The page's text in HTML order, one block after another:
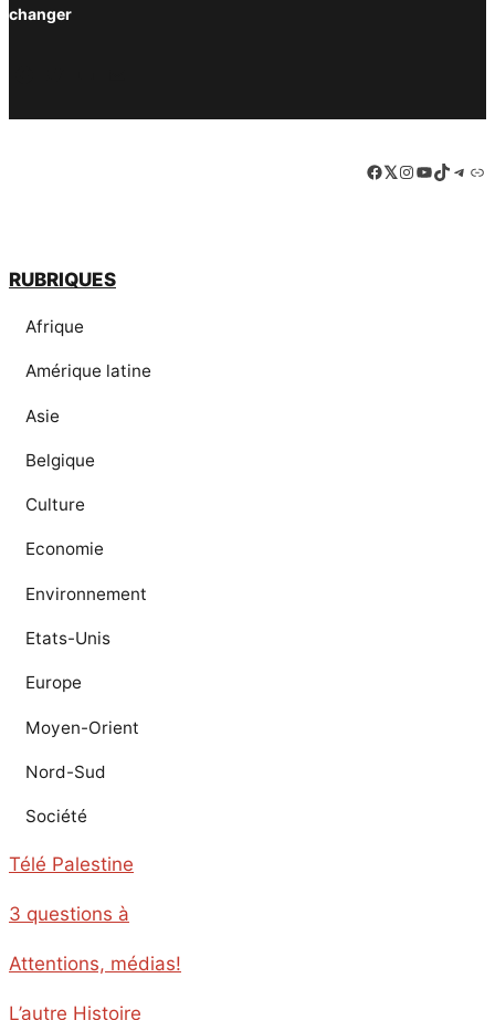
changer
Facebook
LinkedIn
Instagram
YouTube
TikTok
RUBRIQUES
Afrique
Amérique latine
Asie
Belgique
Culture
Economie
Environnement
Etats-Unis
Europe
Moyen-Orient
Nord-Sud
Société
Télé Palestine
3 questions à
Attentions, médias!
L’autre Histoire